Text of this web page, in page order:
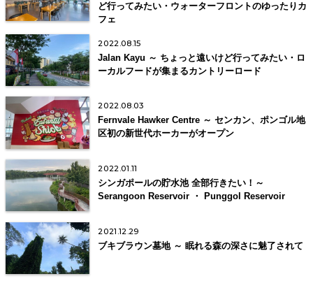
ど行ってみたい・ウォーターフロントのゆったりカ
フェ
2022.08.15
Jalan Kayu ～ ちょっと遠いけど行ってみたい・ロ
ーカルフードが集まるカントリーロード
2022.08.03
Fernvale Hawker Centre ～ センカン、ポンゴル地
区初の新世代ホーカーがオープン
2022.01.11
シンガポールの貯水池 全部行きたい！～
Serangoon Reservoir ・ Punggol Reservoir
2021.12.29
ブキブラウン墓地 ～ 眠れる森の深さに魅了されて